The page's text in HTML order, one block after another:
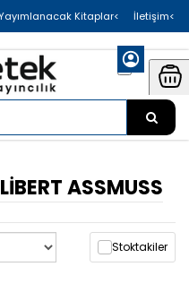
>İletişim
>Yayımlanacak Kitaplar
ASSMUSS
Stoktakiler